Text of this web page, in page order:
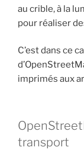
au crible, à la
pour réaliser
C’est dans ce
imprimés aux
transport